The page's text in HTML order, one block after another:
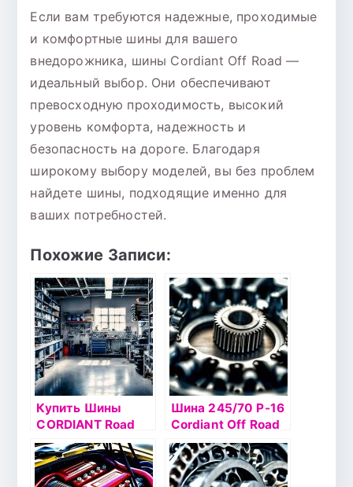
Если вам требуются надежные, проходимые
и комфортные шины для вашего
внедорожника, шины Cordiant Off Road —
идеальный выбор. Они обеспечивают
превосходную проходимость, высокий
уровень комфорта, надежность и
безопасность на дороге. Благодаря
широкому выбору моделей, вы без проблем
найдете шины, подходящие именно для
ваших потребностей.
Похожие Записи:
Купить Шины
CORDIANT Road
Runner
Шина 245/70 Р-16
Cordiant Off Road
111Q б/к